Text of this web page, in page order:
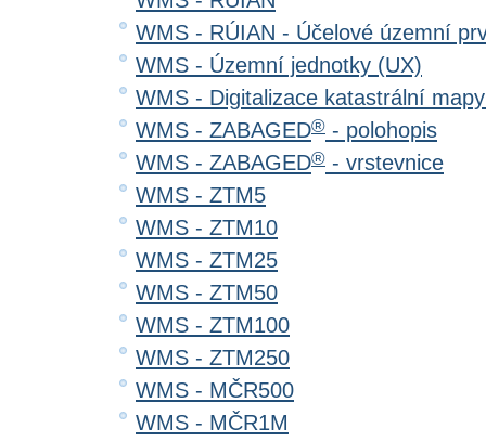
WMS - RÚIAN - Účelové územní
WMS - Územní jednotky (UX)
WMS - Digitalizace katastrální
WMS - ZABAGED® - polohopis
WMS - ZABAGED® - vrstevnice
WMS - ZTM5
WMS - ZTM10
WMS - ZTM25
WMS - ZTM50
WMS - ZTM100
WMS - ZTM250
WMS - MČR500
WMS - MČR1M